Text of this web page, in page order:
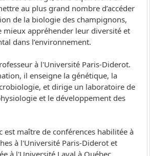
au plus grand nombre d’accéder
de la biologie des champignons,
appréhender leur diversité et
dans l’environnement.
à l'Université Paris-Diderot.
il enseigne la génétique, la
et dirige un laboratoire de
et le développement des
est maître de conférences habilitée à
à l'Université Paris-Diderot et